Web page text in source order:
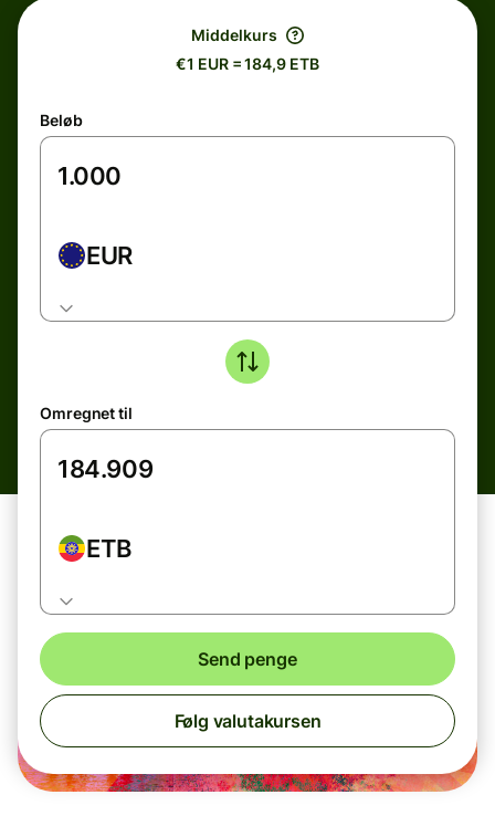
Middelkurs
€1 EUR = 184,9 ETB
Beløb
EUR
Omregnet til
ETB
Send penge
Følg valutakursen